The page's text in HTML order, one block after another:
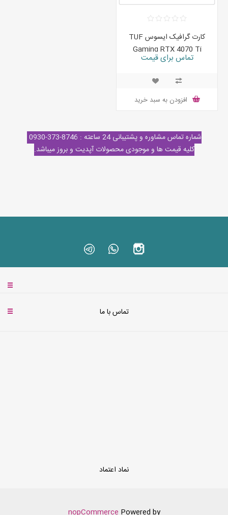
کارت گرافیک ایسوس TUF
Gaming RTX 4070 Ti
SUPER 16GB GDDR6X
تماس برای قیمت
افزودن به سبد خرید
شماره تماس مشاوره و پشتیبانی 24 ساعته : 8746-373-0930
کلیه قیمت ها و موجودی محصولات آپدیت و بروز میباشد.
تماس با ما
نماد اعتماد
Powered by
nopCommerce